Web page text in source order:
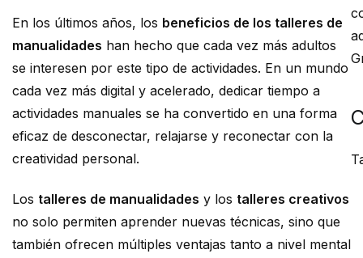
En los últimos años, los beneficios de los talleres de
manualidades han hecho que cada vez más adultos
se interesen por este tipo de actividades. En un mundo
cada vez más digital y acelerado, dedicar tiempo a
actividades manuales se ha convertido en una forma
eficaz de desconectar, relajarse y reconectar con la
creatividad personal.
Los talleres de manualidades y los talleres creativos
no solo permiten aprender nuevas técnicas, sino que
también ofrecen múltiples ventajas tanto a nivel mental